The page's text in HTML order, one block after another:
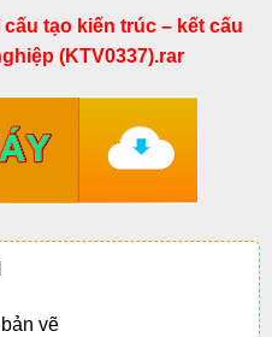
cấu tạo kiến trúc – kết cấu
(KTV0337).rar
vẽ